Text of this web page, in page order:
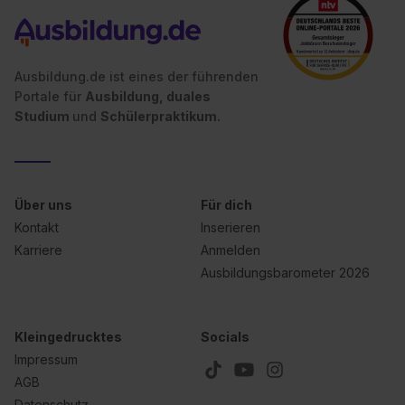
Ausbildung.de ist eines der führenden
Portale für Ausbildung, duales
Studium und Schülerpraktikum.
Über uns
Kontakt
Karriere
Für dich
Inserieren
Anmelden
Ausbildungsbarometer 2026
Kleingedrucktes
Impressum
AGB
Socials